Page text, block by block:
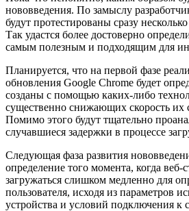
нововведения. По замыслу
будут протестированы сразу
Так удастся более достоверно
самым полезным и подходящим для
Планируется, что на первой фазе
обновления Google Chrome будет
созданы с помощью каких-либо
существенно снижающих скорость их
Помимо этого будут тщательно
случавшиеся задержки в процессе
Следующая фаза развития
определение того момента, когда веб-
загружаться слишком медленно для
пользователя, исходя из параметров
устройства и условий подключения к